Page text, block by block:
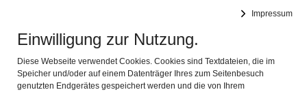
Impressum
Einwilligung zur Nutzung.
Diese Webseite verwendet Cookies. Cookies sind Textdateien, die im
Speicher und/oder auf einem Datenträger Ihres zum Seitenbesuch
genutzten Endgerätes gespeichert werden und die von Ihrem
Spessartmuseum